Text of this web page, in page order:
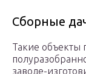
Сборные
Такие объекты
заводе-